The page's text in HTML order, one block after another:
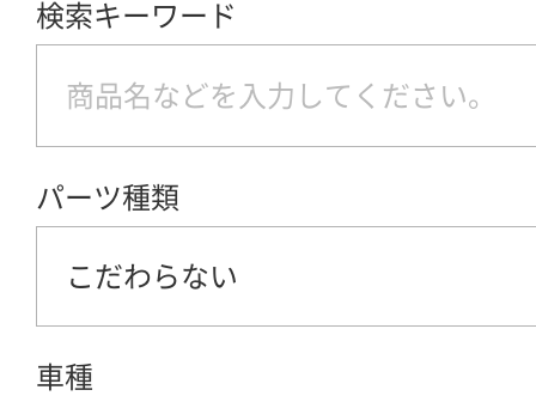
検索キーワード
パーツ種類
こだわらない
車種